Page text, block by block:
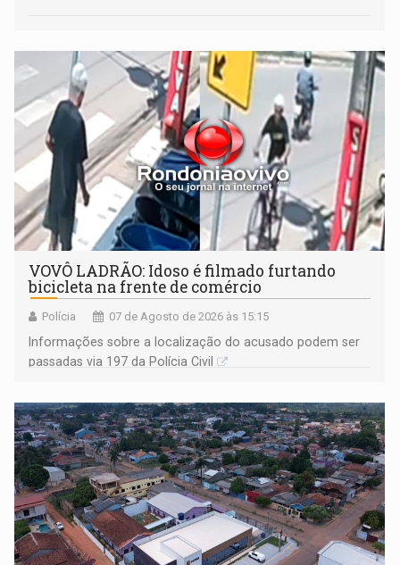
VOVÔ LADRÃO: Idoso é filmado furtando
bicicleta na frente de comércio
Polícia 07 de Agosto de 2026 às 15:15
Informações sobre a localização do acusado podem ser
passadas via 197 da Polícia Civil